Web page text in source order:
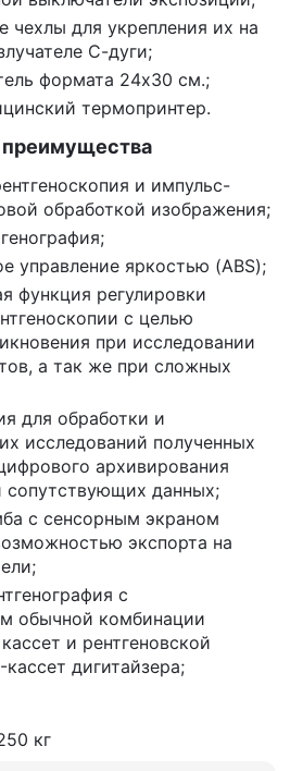
чехлы для укрепления их на
С-дуги;
формата 24х30 см.;
термопринтер.
и импульс-
обработкой изображения;
управление яркостью (ABS);
функция регулировки
с целью
при исследовании
а так же при сложных
для обработки и
исследований полученных
архивирования
сопутствующих данных;
с сенсорным экраном
экспорта на
с
обычной комбинации
и рентгеновской
дигитайзера;
кг